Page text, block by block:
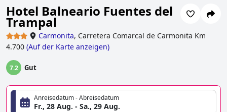
Hotel Balneario Fuentes del
Trampal
Carmonita, Carretera Comarcal de Carmonita Km
4.700 (Auf der Karte anzeigen)
7.2 Gut
Anreisedatum - Abreisedatum
Fr., 28 Aug. - Sa., 29 Aug.